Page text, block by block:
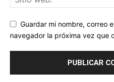
Guardar mi nombre, correo
navegador la próxima vez que